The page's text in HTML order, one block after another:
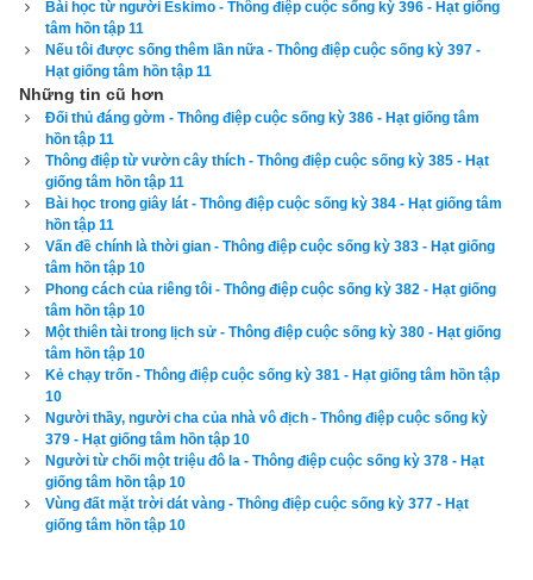
phải cố gắng lạc quan, điều đó sẽ giúp loại bỏ nỗi sợ hãi mất
tôi trong lòng bọn trẻ. Do căn bệnh ung thư của tôi đã di căn
nên trị liệu bức xạ không phải là một lựa chọn hay. Vì thế, tôi
đã quyết định trị liệu hóa học. Tôi sẽ chỉ có thể sống thêm sáu
tháng nữa nếu đợt trị liệu này vô tác dụng.
Còn nếu tiến triển tốt, tôi có 49% cơ hội sống thêm hai năm
nữa mà không tái phát bệnh. Thêm một điều nữa: Tôi có nguy
cơ bị vô sinh và không thể có con được nữa. Tôi nói với vợ
rằng: “Nếu anh chết, anh xin lỗi em vì những cư xử không tốt
của anh với em từ trước tới nay”. Vợ tôi đáp: “Thế nếu anh
không chết thì sao? Anh có xin lỗi nữa không?”.
Ngày đầu tiên ở bệnh viện Mayo, tôi tìm đến một chỗ ngồi kế
bên Bill - một bệnh nhân cũng lựa chọn hóa học trị liệu như tôi.
Ông ấy xấp xỉ 50, người gầy gò, mái tóc đã rụng gần hết. Tôi
hỏi ông ấy đang làm gì. Ông ấy đáp:
- Anh thấy là tôi đang làm gì. Tôi bị ung thư.
Bài học từ người Eskimo - Thông điệp cuộc sống kỳ 396 - Hạt giống
tâm hồn tập 11
Nếu tôi được sống thêm lần nữa - Thông điệp cuộc sống kỳ 397 -
Hạt giống tâm hồn tập 11
Những tin cũ hơn
Đối thủ đáng gờm - Thông điệp cuộc sống kỳ 386 - Hạt giống tâm
hồn tập 11
Thông điệp từ vườn cây thích - Thông điệp cuộc sống kỳ 385 - Hạt
giống tâm hồn tập 11
Bài học trong giây lát - Thông điệp cuộc sống kỳ 384 - Hạt giống tâm
hồn tập 11
Vấn đề chính là thời gian - Thông điệp cuộc sống kỳ 383 - Hạt giống
tâm hồn tập 10
Phong cách của riêng tôi - Thông điệp cuộc sống kỳ 382 - Hạt giống
tâm hồn tập 10
Một thiên tài trong lịch sử - Thông điệp cuộc sống kỳ 380 - Hạt giống
tâm hồn tập 10
Kẻ chạy trốn - Thông điệp cuộc sống kỳ 381 - Hạt giống tâm hồn tập
10
Người thầy, người cha của nhà vô địch - Thông điệp cuộc sống kỳ
379 - Hạt giống tâm hồn tập 10
Người từ chối một triệu đô la - Thông điệp cuộc sống kỳ 378 - Hạt
giống tâm hồn tập 10
Vùng đất mặt trời dát vàng - Thông điệp cuộc sống kỳ 377 - Hạt
giống tâm hồn tập 10